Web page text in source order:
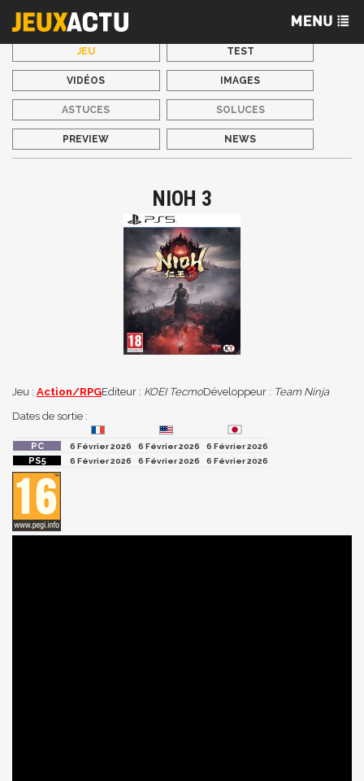
JEU TEST
VIDÉOS IMAGES
ASTUCES SOLUCES
PREVIEW NEWS
NIOH 3
Jeu : Action/RPGEditeur : KOEI TecmoDéveloppeur : Team Ninja
Dates de sortie :
6 Février 2026 6 Février 2026
6 Février 2026
6 Février 2026
6 Février 2026 6 Février 2026